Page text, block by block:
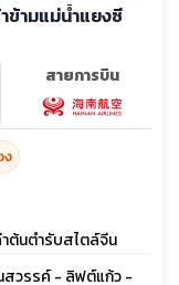
ข้ามแม่น้ำแยงซี
สายการบิน
ง
ต้นตำรับสไตล์จีน
สวรรค์ - ลิฟต์แก้ว -